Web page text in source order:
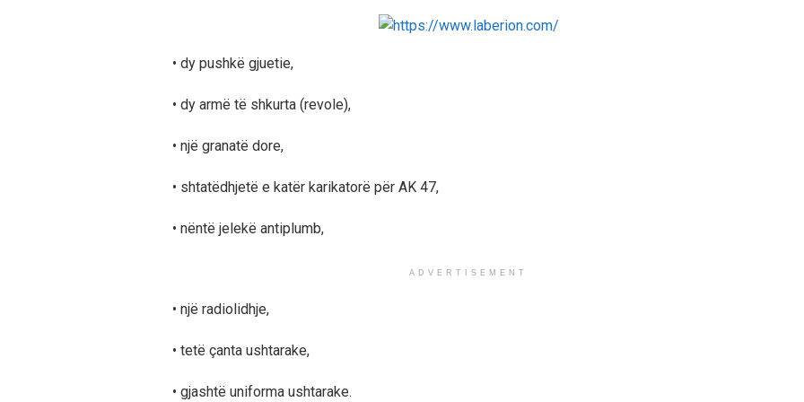
• dy pushkë gjuetie,
• dy armë të shkurta (revole),
• një granatë dore,
• shtatëdhjetë e katër karikatorë për AK 47,
• nëntë jelekë antiplumb,
ADVERTISEMENT
• një radiolidhje,
• tetë çanta ushtarake,
• gjashtë uniforma ushtarake.